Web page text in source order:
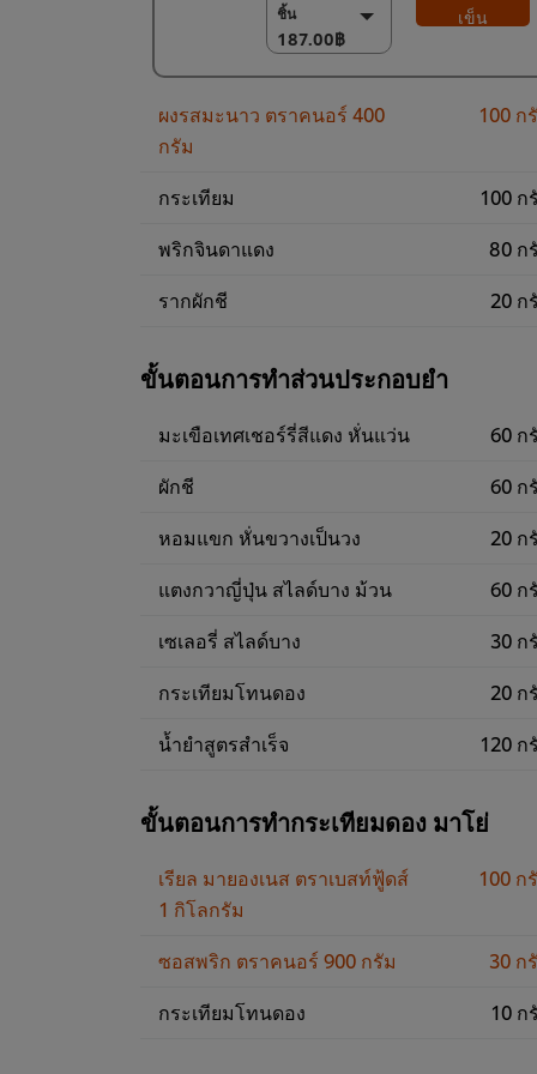
ชิ้น
187.00฿
187.00฿
(ลด 3%) แพ็ค 6
เข็น
ผงรสมะนาว ตราคนอร์ 400
กรัม
100 ก
กระเทียม
100 ก
พริกจินดาแดง
80 ก
รากผักชี
20 ก
ขั้นตอนการทำส่วนประกอบยำ
มะเขือเทศเชอร์รี่สีแดง หั่นแว่น
60 ก
ผักชี
60 ก
หอมแขก หั่นขวางเป็นวง
20 ก
แตงกวาญี่ปุ่น สไลด์บาง ม้วน
60 ก
เซเลอรี่ สไลด์บาง
30 ก
กระเทียมโทนดอง
20 ก
น้ำยำสูตรสำเร็จ
120 ก
ขั้นตอนการทำกระเทียมดอง มาโย่
เรียล มายองเนส ตราเบสท์ฟู้ดส์
1 กิโลกรัม
100 ก
ซอสพริก ตราคนอร์ 900 กรัม
30 ก
กระเทียมโทนดอง
10 ก